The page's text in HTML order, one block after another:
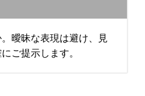
曖昧な表現は避け、見
ご提示します。